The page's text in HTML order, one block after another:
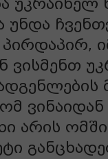
უკრაინელ
ვისმენთ
ვინაიდან
არის